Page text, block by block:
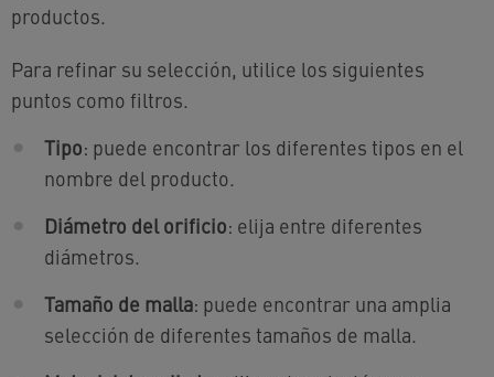
productos.
Para refinar su selección, utilice los siguientes
puntos como filtros.
Tipo: puede encontrar los diferentes tipos en el
nombre del producto.
Diámetro del orificio: elija entre diferentes
diámetros.
Tamaño de malla: puede encontrar una amplia
selección de diferentes tamaños de malla.